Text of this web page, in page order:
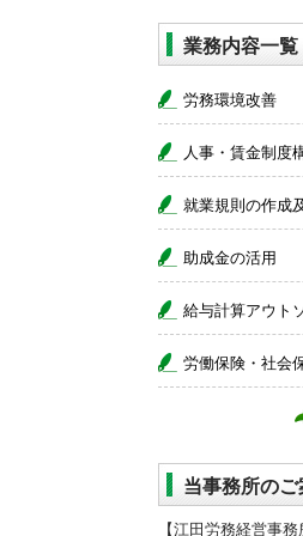
業務内容一覧
労務環境改善
人事・賃金制度
就業規則の作成
助成金の活用
給与計算アウト
労働保険・社会
当事務所のご
【江田労務経営事務